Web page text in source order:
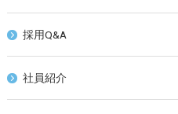
採用Q&A
社員紹介